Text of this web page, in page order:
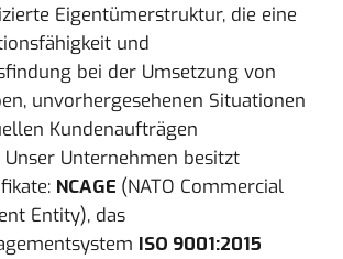
Eigentümerstruktur, die eine
und
bei der Umsetzung von
unvorhergesehenen Situationen
Kundenaufträgen
Unternehmen besitzt
NCAGE (NATO Commercial
Entity), das
ISO 9001:2015